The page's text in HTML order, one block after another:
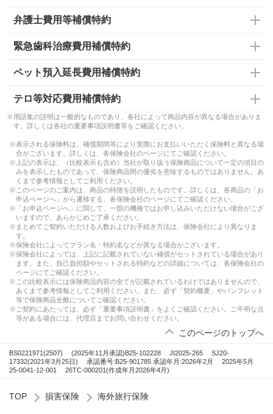
弁護士費用等補償特約
緊急歯科治療費用補償特約
ペット預入延長費用補償特約
テロ等対応費用補償特約
※用語集の説明は一般的なものであり、各社によって商品内容が異なる場合がありま
す。詳しくは各社の重要事項説明書等をご確認ください。
※表示される保険料は、補償期間等により実際にお支払いいただく保険料と異なる場
合がございます。詳しくは、各保険会社のページにてご確認ください。
※上記の表示は、（比較表示も含め）当社が取り扱う保険商品について一定の項目の
みを表示したものであって、保険商品間の優劣を意味するものではありません。あ
くまで参考情報としてご利用ください。
※このページのご案内は、商品の特徴を説明したものです。詳しくは、各商品の「お
申込ページへ」から遷移する、各保険会社のページにてご確認ください。
※「お申込ページへ」に関して、一部の機種ではお申し込みいただけない場合がござ
いますので、あらかじめご了承ください。
※まとめてご契約いただける人数およびお手続き方法は、保険会社により異なりま
す。
※保険会社によってプラン名・特約名などが異なる場合がございます。
※保険会社によっては、上記に記載されていない補償がセットされている場合があり
ます。また、自己負担額やセットされる特約などの詳細については、各保険会社の
ページにてご確認ください。
※この比較表示には保険商品内容の全てが記載されているわけではありませんので、
あくまで参考情報としてご利用ください。また、必ず「契約概要」やパンフレット
等で保険商品全般についてご確認ください。
※ご契約にあたっては、必ず「重要事項説明書」をよくご確認ください。ご不明な点
等がある場合には、代理店までお問い合わせください。
このページのトップへ
BS0221971(2507) (2025年11月承認)B25-102228 JI2025-265
SJ20-
17332(2021年3月25日)
承認番号:B25-901785 承認年月:2026年2月
2025年5月
25-0041-12-001
26TC-000201(作成年月2026年4月)
TOP 損害保険 海外旅行保険